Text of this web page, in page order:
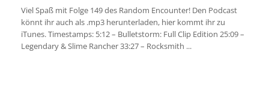
Viel Spaß mit Folge 149 des Random Encounter! Den Podcast
könnt ihr auch als .mp3 herunterladen, hier kommt ihr zu
iTunes. Timestamps: 5:12 – Bulletstorm: Full Clip Edition 25:09 –
Legendary & Slime Rancher 33:27 – Rocksmith ...